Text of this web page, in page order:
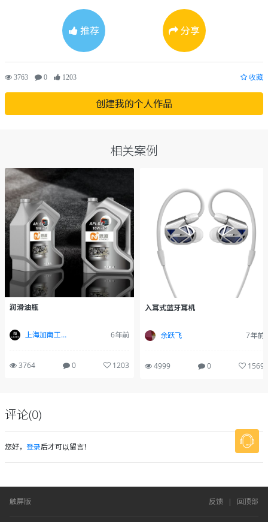
推荐 分享
3763 0 1203 收藏
创建我的个人作品
相关案例
润滑油瓶
上海加南工业设计有限公司 6年前
3764 0 1203
入耳式蓝牙耳机
余跃飞 7年前
4999 0 1569
评论(0)
您好， 登录后才可以留言！
触屏版 反馈 | 回顶部